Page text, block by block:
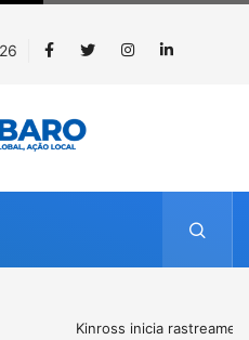
de 10 mil mudas usadas na